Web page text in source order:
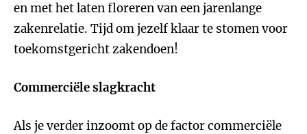
en met het laten floreren van een jarenlange
zakenrelatie. Tijd om jezelf klaar te stomen voor
toekomstgericht zakendoen!
Commerciële slagkracht
Als je verder inzoomt op de factor commerciële